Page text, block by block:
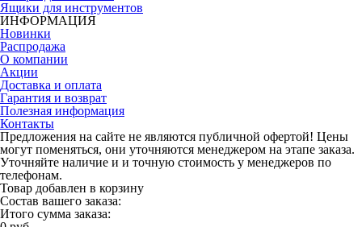
Ящики для инструментов
ИНФОРМАЦИЯ
Новинки
Распродажа
О компании
Акции
Доставка и оплата
Гарантия и возврат
Полезная информация
Контакты
Предложения на сайте не являются публичной офертой! Цены
могут поменяться, они уточняются менеджером на этапе заказа.
Уточняйте наличие и и точную стоимость у менеджеров по
телефонам.
Товар добавлен в корзину
Состав вашего заказа:
Итого сумма заказа: